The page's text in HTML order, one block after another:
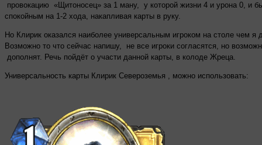
провокацию «Щитоносец» за 1 ману, у которой жизни 4 и урона 0, и
спокойным на 1-2 хода, накапливая карты в руку.
Но Клирик оказался наиболее универсальным игроком на столе чем я
Возможно то что сейчас напишу, не все игроки согласятся, но
дополнят. Речь пойдёт о участи данной карты, в колоде Жреца.
Универсальность карты Клирик Североземья , можно использовать: